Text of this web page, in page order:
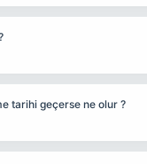
tarihi geçerse ne olur ?